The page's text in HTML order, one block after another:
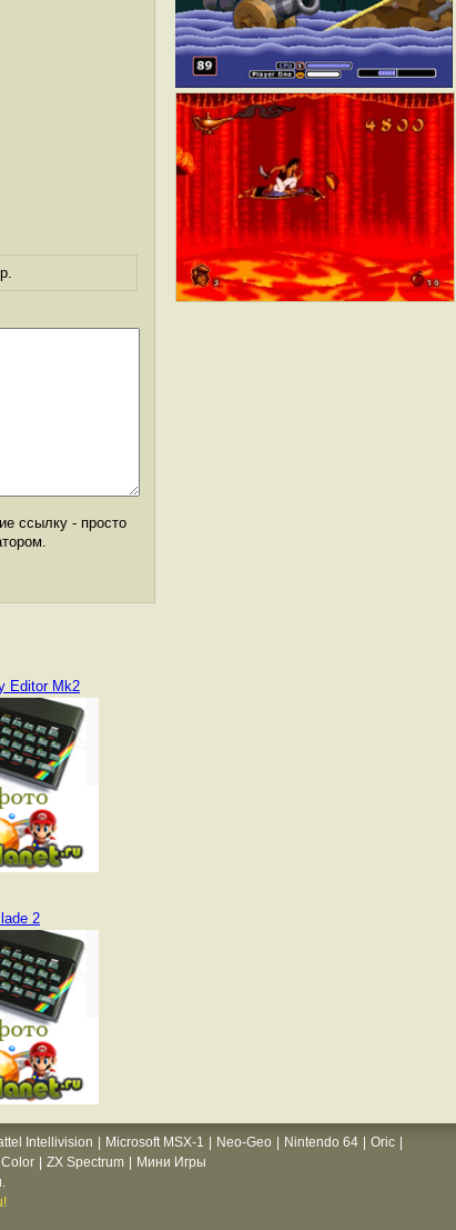
ссылку - просто
Editor Mk2
2
Intellivision Microsoft MSX-1 Neo-Geo Nintendo 64 Oric
ZX Spectrum
Мини Игры